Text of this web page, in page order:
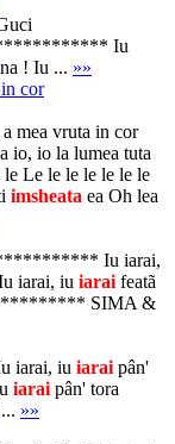
Iu
! Iu ... »»
cor
a mea vruta in cor
io, io la lumea tuta
Le le le le le le le
imsheata ea Oh lea
Iu iarai,
iarai, iu iarai featã
SIMA &
iu iarai pân'
iarai pân' tora
»»